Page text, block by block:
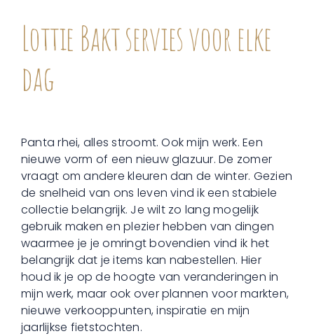
Lottie Bakt servies voor elke
dag
Panta rhei, alles stroomt. Ook mijn werk. Een
nieuwe vorm of een nieuw glazuur. De zomer
vraagt om andere kleuren dan de winter. Gezien
de snelheid van ons leven vind ik een stabiele
collectie belangrijk. Je wilt zo lang mogelijk
gebruik maken en plezier hebben van dingen
waarmee je je omringt bovendien vind ik het
belangrijk dat je items kan nabestellen. Hier
houd ik je op de hoogte van veranderingen in
mijn werk, maar ook over plannen voor markten,
nieuwe verkooppunten, inspiratie en mijn
jaarlijkse fietstochten.